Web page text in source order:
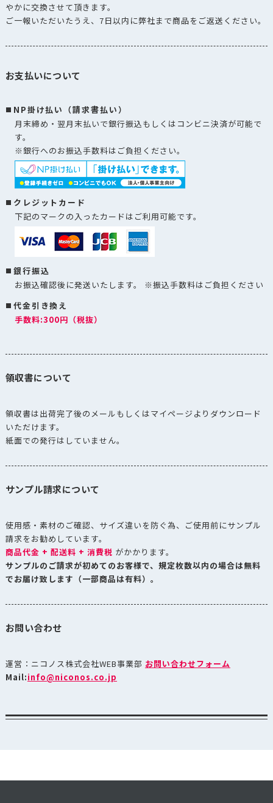
やかに交換させて頂きます。
ご一報いただいたうえ、7日以内に弊社まで商品をご返送ください。
お支払いについて
NP掛け払い（請求書払い）
月末締め・翌月末払いで銀行振込もしくはコンビニ決済が可能で
す。
※銀行へのお振込手数料はご負担ください。
クレジットカード
下記のマークの入ったカードはご利用可能です。
銀行振込
お振込確認後に発送いたします。 ※振込手数料はご負担ください
代金引き換え
手数料:300円（税抜）
領収書について
領収書は出荷完了後のメールもしくはマイページよりダウンロード
いただけます。
紙面での発行はしていません。
サンプル請求について
使用感・素材のご確認、サイズ違いを防ぐ為、ご使用前にサンプル
請求をお勧めしています。
商品代金 + 配送料 + 消費税 がかかります。
サンプルのご請求が初めてのお客様で、規定枚数以内の場合は無料
でお届け致します（一部商品は有料）。
お問い合わせ
運営：ニコノス株式会社WEB事業部 お問い合わせフォーム
Mail:info@niconos.co.jp